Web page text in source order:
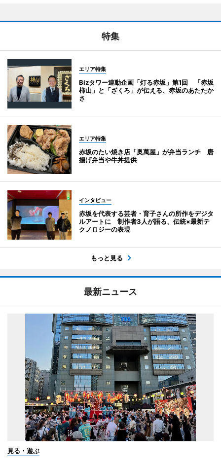
特集
エリア特集
Bizタワー連動企画「灯る赤坂」第1回 「赤坂
柿山」と「ざくろ」が伝える、赤坂のあたたか
さ
エリア特集
赤坂のたい焼き店「奥萬屋」が弁当ランチ 唐
揚げ弁当や牛丼提供
インタビュー
赤坂を代表する芸者・育子さんの所作をデジタ
ルアートに 制作者3人が語る、伝統×最新テ
クノロジーの表現
もっと見る
最新ニュース
見る・遊ぶ